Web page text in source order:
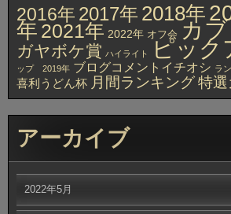
2016年 2017年 2018年
年 2021年 2022年 オフ会 カ
ガヤボケ賞 ハイライト ピック
ップ 2019年 ブログコメントイチオシ ラ
喜利うどん杯 月間ランキング特選
アーカイブ
2022年5月